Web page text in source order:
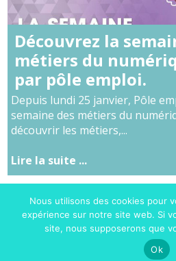
Découvrez la
métiers du
par pôle emploi.
Depuis lundi 25 janvier, Pôle
semaine des métiers du
découvrir les métiers,...
Lire la suite ...
Nous utilisons des cookies pour
expérience sur notre site web. Si
site, nous supposerons que
Ok